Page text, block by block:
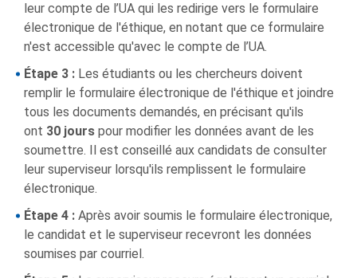
leur compte de l’UA qui les redirige vers le formulaire
électronique de l'éthique, en notant que ce formulaire
n'est accessible qu'avec le compte de l’UA.
Étape 3 : Les étudiants ou les chercheurs doivent
remplir le formulaire électronique de l'éthique et joindre
tous les documents demandés, en précisant qu'ils
ont 30 jours pour modifier les données avant de les
soumettre. Il est conseillé aux candidats de consulter
leur superviseur lorsqu'ils remplissent le formulaire
électronique.
Étape 4 : Après avoir soumis le formulaire électronique,
le candidat et le superviseur recevront les données
soumises par courriel.